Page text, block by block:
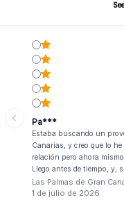
Pa***
Estaba buscando un
Canarias, y creo que lo
relación pero ahora
Llego antes de tiempo, y,
Las Palmas de Gran
1 de julio de 2026